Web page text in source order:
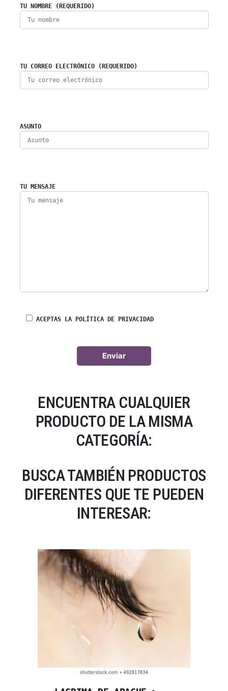
TU NOMBRE (REQUERIDO)
TU CORREO ELECTRÓNICO (REQUERIDO)
ASUNTO
TU MENSAJE
ACEPTAS LA POLÍTICA DE PRIVACIDAD
ENCUENTRA CUALQUIER
PRODUCTO DE LA MISMA
CATEGORÍA:
BUSCA TAMBIÉN PRODUCTOS
DIFERENTES QUE TE PUEDEN
INTERESAR: